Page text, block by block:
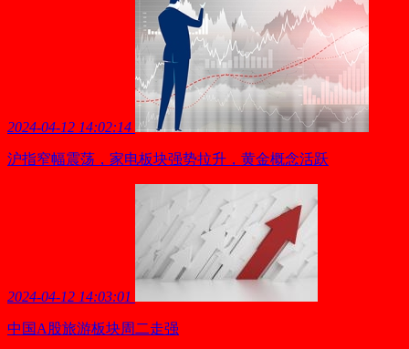
2024-04-12 14:02:14
沪指窄幅震荡，家电板块强势拉升，黄金概念活跃
2024-04-12 14:03:01
中国A股旅游板块周二走强